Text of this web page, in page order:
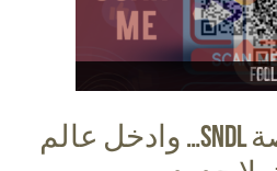
سجل الآن في منصة SNDL… وادخل عالم